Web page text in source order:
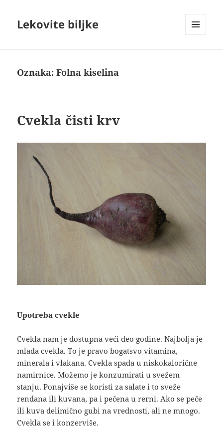
Lekovite biljke
Oznaka:Folna kiselina
Cvekla čisti krv
Upotreba cvekle
Cvekla nam je dostupna veći deo godine. Najbolja je
mlada cvekla. To je pravo bogatsvo vitamina,
minerala i vlakana. Cvekla spada u niskokalorične
namirnice. Možemo je konzumirati u svežem
stanju. Ponajviše se koristi za salate i to sveže
rendana ili kuvana, pa i pečena u rerni. Ako se peče
ili kuva delimično gubi na vrednosti, ali ne mnogo.
Cvekla se i konzerviše.